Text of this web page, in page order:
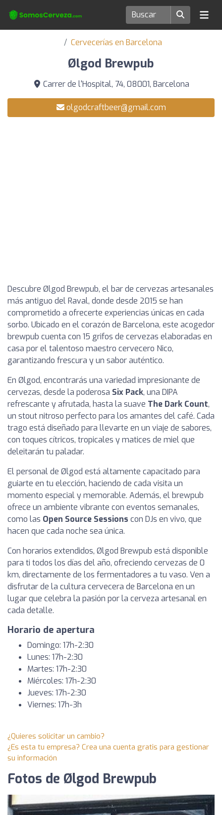
Cervecerías en Barcelona
Ølgod Brewpub
Carrer de l'Hospital, 74, 08001, Barcelona
olgodcraftbeer@gmail.com
Descubre Ølgod Brewpub, el bar de cervezas artesanales
más antiguo del Raval, donde desde 2015 se han
comprometido a ofrecerte experiencias únicas en cada
sorbo. Ubicado en el corazón de Barcelona, este acogedor
brewpub cuenta con 15 grifos de cervezas elaboradas en
casa por el talentoso maestro cervecero Nico,
garantizando frescura y un sabor auténtico.
En Ølgod, encontrarás una variedad impresionante de
cervezas, desde la poderosa Six Pack, una DIPA
refrescante y afrutada, hasta la suave The Dark Count,
un stout nitroso perfecto para los amantes del café. Cada
trago está diseñado para llevarte en un viaje de sabores,
con toques cítricos, tropicales y matices de miel que
deleitarán tu paladar.
El personal de Ølgod está altamente capacitado para
guiarte en tu elección, haciendo de cada visita un
momento especial y memorable. Además, el brewpub
ofrece un ambiente vibrante con eventos semanales,
como las Open Source Sessions con DJs en vivo, que
hacen que cada noche sea única.
Con horarios extendidos, Ølgod Brewpub está disponible
para ti todos los días del año, ofreciendo cervezas de 0
km, directamente de los fermentadores a tu vaso. Ven a
disfrutar de la cultura cervecera de Barcelona en un
lugar que celebra la pasión por la cerveza artesanal en
cada detalle.
Horario de apertura
Domingo: 17h-2:30
Lunes: 17h-2:30
Martes: 17h-2:30
Miércoles: 17h-2:30
Jueves: 17h-2:30
Viernes: 17h-3h
¿Quieres solicitar un cambio?
¿Es esta tu empresa? Crea una cuenta gratis para gestionar
su información
Fotos de Ølgod Brewpub